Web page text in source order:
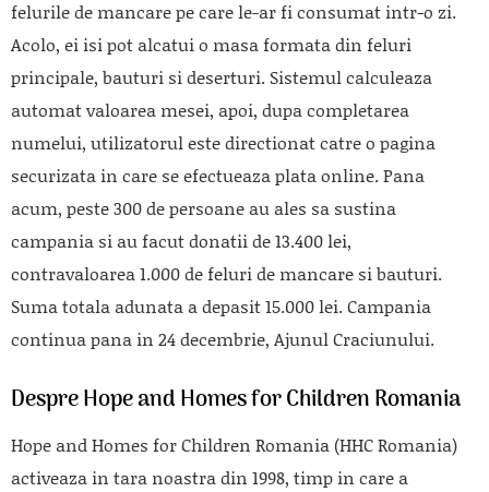
felurile de mancare pe care le-ar fi consumat intr-o zi.
Acolo, ei isi pot alcatui o masa formata din feluri
principale, bauturi si deserturi. Sistemul calculeaza
automat valoarea mesei, apoi, dupa completarea
numelui, utilizatorul este directionat catre o pagina
securizata in care se efectueaza plata online. Pana
acum, peste 300 de persoane au ales sa sustina
campania si au facut donatii de 13.400 lei,
contravaloarea 1.000 de feluri de mancare si bauturi.
Suma totala adunata a depasit 15.000 lei. Campania
continua pana in 24 decembrie, Ajunul Craciunului.
Despre Hope and Homes for Children Romania
Hope and Homes for Children Romania (HHC Romania)
activeaza in tara noastra din 1998, timp in care a